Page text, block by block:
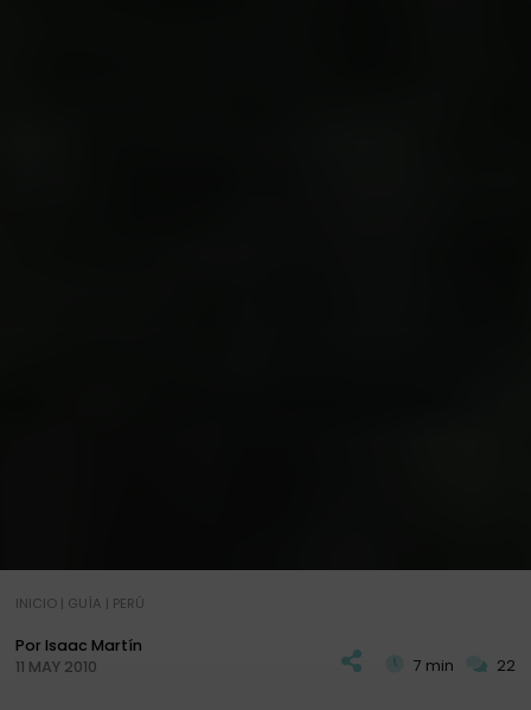
INICIO| GUÍA | PERÚ
Por Isaac Martín
11 MAY 2010
7 min 22